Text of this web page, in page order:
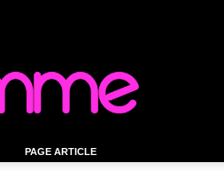
PAGE ARTICLE